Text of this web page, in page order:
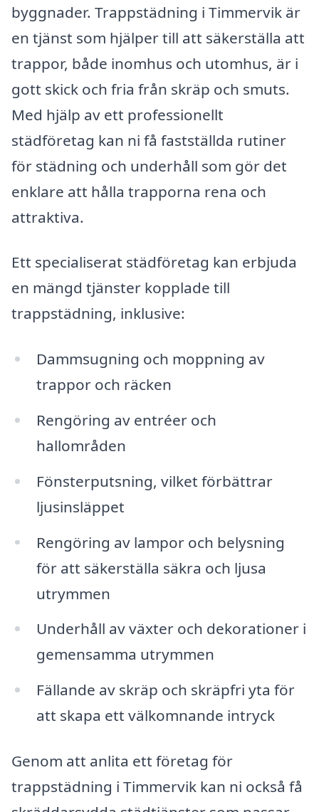
byggnader. Trappstädning i Timmervik är
en tjänst som hjälper till att säkerställa att
trappor, både inomhus och utomhus, är i
gott skick och fria från skräp och smuts.
Med hjälp av ett professionellt
städföretag kan ni få fastställda rutiner
för städning och underhåll som gör det
enklare att hålla trapporna rena och
attraktiva.
Ett specialiserat städföretag kan erbjuda
en mängd tjänster kopplade till
trappstädning, inklusive:
Dammsugning och moppning av
trappor och räcken
Rengöring av entréer och
hallområden
Fönsterputsning, vilket förbättrar
ljusinsläppet
Rengöring av lampor och belysning
för att säkerställa säkra och ljusa
utrymmen
Underhåll av växter och dekorationer i
gemensamma utrymmen
Fällande av skräp och skräpfri yta för
att skapa ett välkomnande intryck
Genom att anlita ett företag för
trappstädning i Timmervik kan ni också få